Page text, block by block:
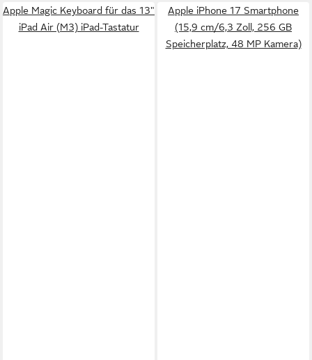
Apple Magic Keyboard für das 13"
iPad Air (M3) iPad-Tastatur
Apple iPhone 17 Smartphone
(15,9 cm/6,3 Zoll, 256 GB
Speicherplatz, 48 MP Kamera)